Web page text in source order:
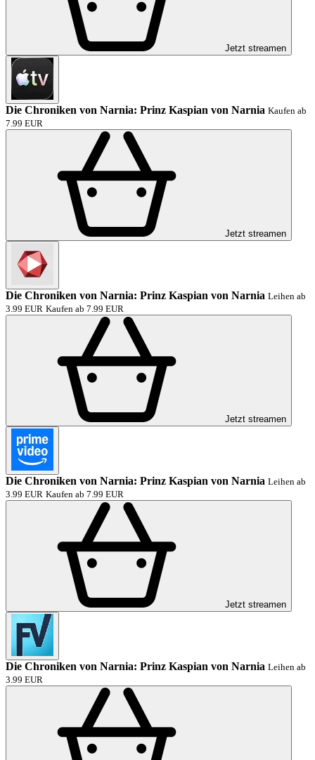
Jetzt streamen
Die Chroniken von Narnia: Prinz Kaspian von Narnia Kaufen ab
7.99 EUR
Jetzt streamen
Die Chroniken von Narnia: Prinz Kaspian von Narnia Leihen ab
3.99 EUR Kaufen ab 7.99 EUR
Jetzt streamen
Die Chroniken von Narnia: Prinz Kaspian von Narnia Leihen ab
3.99 EUR Kaufen ab 7.99 EUR
Jetzt streamen
Die Chroniken von Narnia: Prinz Kaspian von Narnia Leihen ab
3.99 EUR